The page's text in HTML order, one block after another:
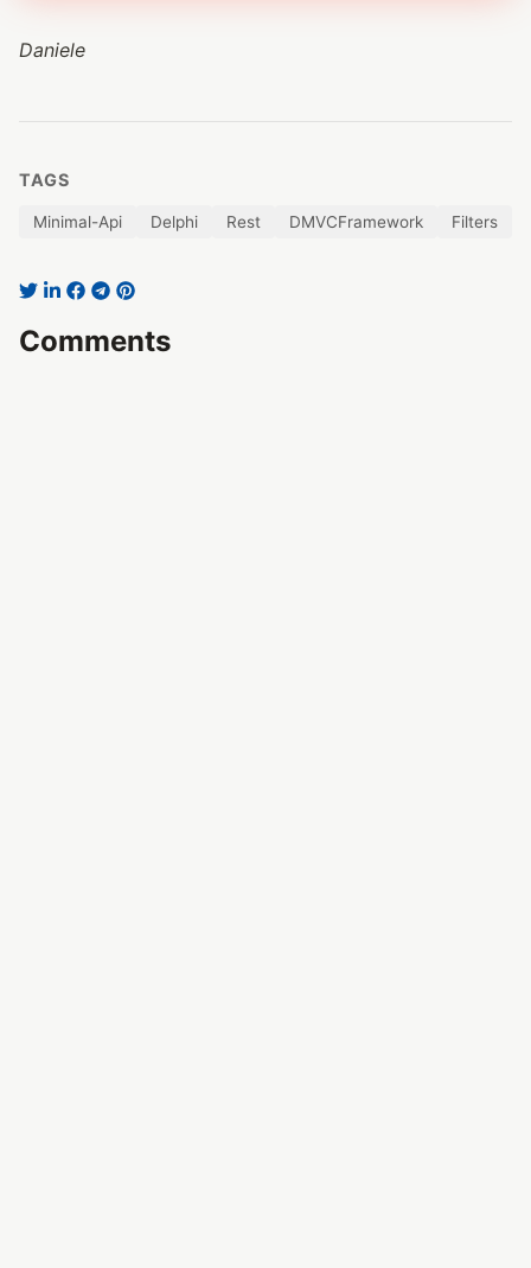
Daniele
TAGS
Minimal-Api Delphi Rest DMVCFramework Filters
Comments